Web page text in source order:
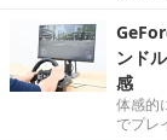
ンド
感
体感的
でプレ